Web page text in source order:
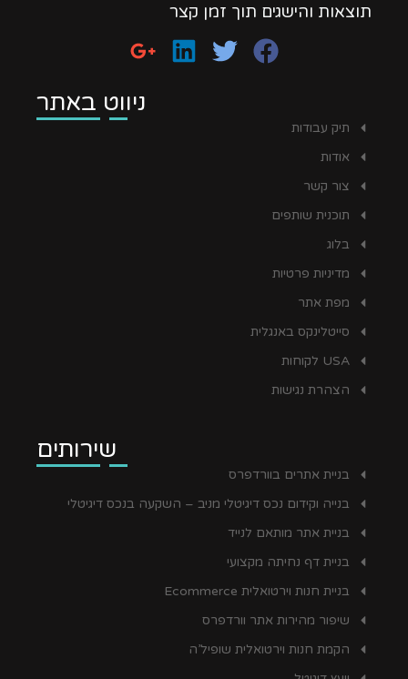
תוצאות והישגים תוך זמן קצר
ניווט באתר
תיק עבודות
אודות
צור קשר
תוכנית שותפים
בלוג
מדיניות פרטיות
מפת אתר
סייטלינקס באנגלית
USA לקוחות
הצהרת נגישות
שירותים
בניית אתרים בוורדפרס
בנייה וקידום נכס דיגיטלי מניב – השקעה בנכס דיגיטלי
בניית אתר מותאם לנייד
בניית דף נחיתה מקצועי
בניית חנות וירטואלית Ecommerce
שיפור מהירות אתר וורדפרס
הקמת חנות וירטואלית שופיל’ה